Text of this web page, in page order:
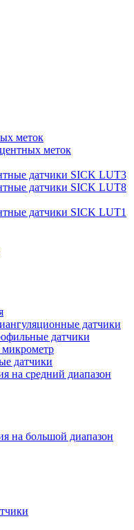
меток
меток
датчики SICK LUT3
датчики SICK LUT8
датчики SICK LUT1
датчики
датчики
датчики
на средний диапазон
на большой диапазон